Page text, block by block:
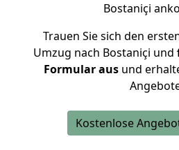
Bostaniçi
Trauen Sie sich den
Umzug nach Bostaniçi und
Formular ausund
Kostenlose